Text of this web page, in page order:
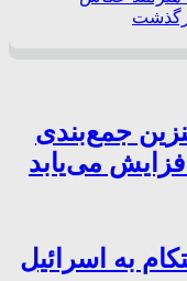
درگذشت
جمع‌بندی
می‌یابد
به اسرائیل